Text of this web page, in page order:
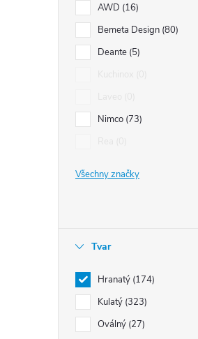
AWD 16
Bemeta Design 80
Deante 5
Nimco 73
Všechny značky
Tvar
Hranatý 174
Kulatý 323
Oválný 27